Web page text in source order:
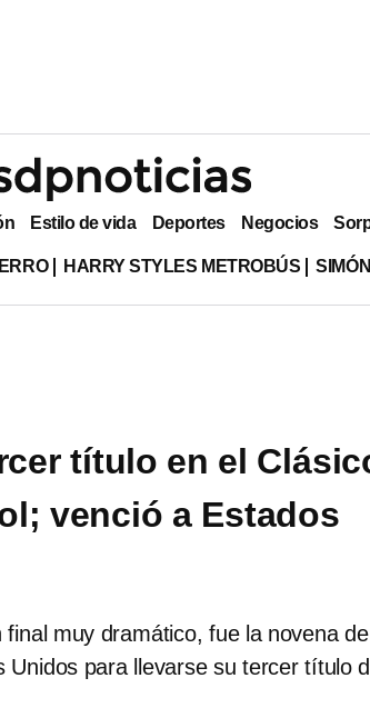
Estilo de vida Deportes Negocios
HARRY STYLES METROBÚS
título en el
venció a Estados
muy dramático, fue la novena de
Unidos para llevarse su tercer título